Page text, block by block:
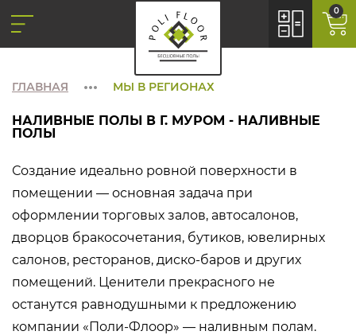
0
ГЛАВНАЯ МЫ В РЕГИОНАХ
НАЛИВНЫЕ ПОЛЫ В Г. МУРОМ - НАЛИВНЫЕ
ПОЛЫ
Создание идеально ровной поверхности в
помещении — основная задача при
оформлении торговых залов, автосалонов,
дворцов бракосочетания, бутиков, ювелирных
салонов, ресторанов, диско-баров и других
помещений. Ценители прекрасного не
останутся равнодушными к предложению
компании «Поли-Флоор» — наливным полам.